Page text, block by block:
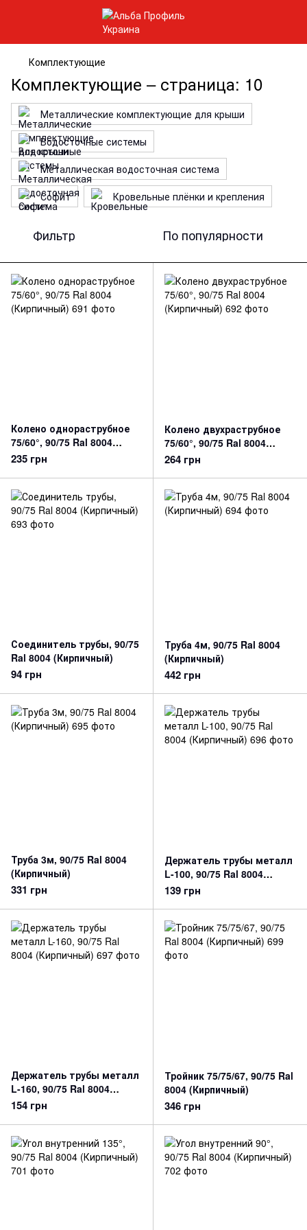
Комплектующие
Комплектующие – страница: 10
Металлические комплектующие для крыши
Водосточные системы
Металлическая водосточная система
Софит
Кровельные плёнки и крепления
Фильтр По популярности
Колено однораструбное
75/60°, 90/75 Ral 8004
(Кирпичный)
235 грн
Колено двухраструбное
75/60°, 90/75 Ral 8004
(Кирпичный)
264 грн
Соединитель трубы, 90/75
Ral 8004 (Кирпичный)
94 грн
Труба 4м, 90/75 Ral 8004
(Кирпичный)
442 грн
Труба 3м, 90/75 Ral 8004
(Кирпичный)
331 грн
Держатель трубы металл
L-100, 90/75 Ral 8004
(Кирпичный)
139 грн
Держатель трубы металл
L-160, 90/75 Ral 8004
(Кирпичный)
154 грн
Тройник 75/75/67, 90/75 Ral
8004 (Кирпичный)
346 грн